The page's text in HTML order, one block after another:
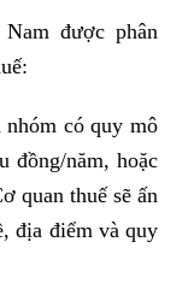
được phân
có quy mô
đồng/năm, hoặc
quan thuế sẽ ấn
địa điểm và quy